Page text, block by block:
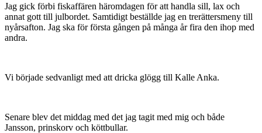
Jag gick förbi fiskaffären häromdagen för att handla sill, lax och
annat gott till julbordet. Samtidigt beställde jag en trerättersmeny till
nyårsafton. Jag ska för första gången på många år fira den ihop med
andra.
Vi började sedvanligt med att dricka glögg till Kalle Anka.
Senare blev det middag med det jag tagit med mig och både
Jansson, prinskorv och köttbullar.